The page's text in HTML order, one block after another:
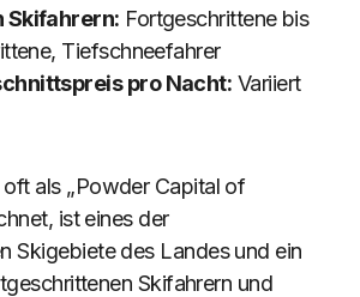
Skifahrern: Fortgeschrittene bis
Tiefschneefahrer
pro Nacht: Variiert
als „Powder Capital of
ist eines der
Skigebiete des Landes und ein
Skifahrern und